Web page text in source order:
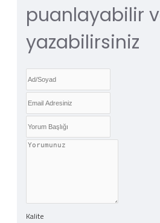
puanlayabilir
yazabilirsiniz
Kalite